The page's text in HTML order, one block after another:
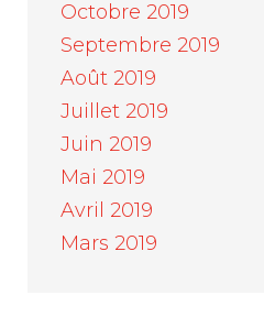
Octobre 2019
Septembre 2019
Août 2019
Juillet 2019
Juin 2019
Mai 2019
Avril 2019
Mars 2019